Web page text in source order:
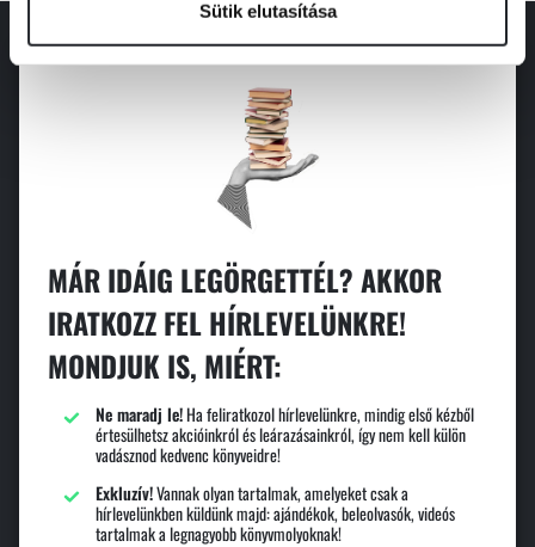
Sütik elutasítása
MÁR IDÁIG LEGÖRGETTÉL? AKKOR
IRATKOZZ FEL HÍRLEVELÜNKRE!
MONDJUK IS, MIÉRT:
Ne maradj le!Ha feliratkozol hírlevelünkre, mindig első kézből
értesülhetsz akcióinkról és leárazásainkról, így nem kell külön
vadásznod kedvenc könyveidre!
Exkluzív!Vannak olyan tartalmak, amelyeket csak a
hírlevelünkben küldünk majd: ajándékok, beleolvasók, videós
tartalmak a legnagyobb könyvmolyoknak!